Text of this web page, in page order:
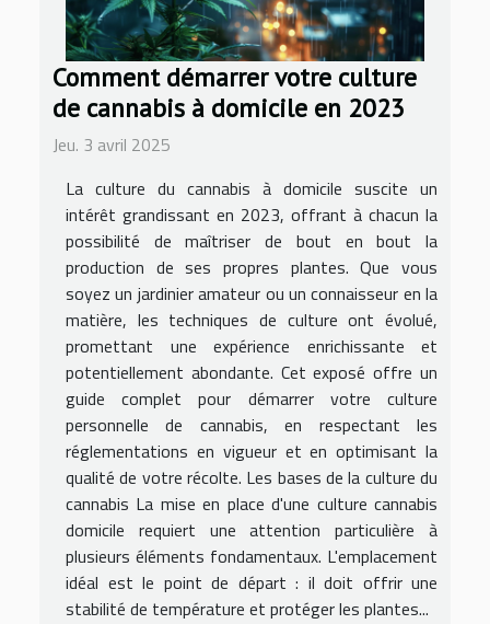
Comment démarrer votre culture
de cannabis à domicile en 2023
Jeu. 3 avril 2025
La culture du cannabis à domicile suscite un
intérêt grandissant en 2023, offrant à chacun la
possibilité de maîtriser de bout en bout la
production de ses propres plantes. Que vous
soyez un jardinier amateur ou un connaisseur en la
matière, les techniques de culture ont évolué,
promettant une expérience enrichissante et
potentiellement abondante. Cet exposé offre un
guide complet pour démarrer votre culture
personnelle de cannabis, en respectant les
réglementations en vigueur et en optimisant la
qualité de votre récolte. Les bases de la culture du
cannabis La mise en place d'une culture cannabis
domicile requiert une attention particulière à
plusieurs éléments fondamentaux. L'emplacement
idéal est le point de départ : il doit offrir une
stabilité de température et protéger les plantes...